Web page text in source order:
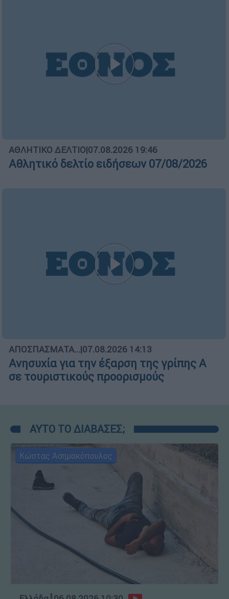
ΑΘΛΗΤΙΚΟ ΔΕΛΤΙΟ|07.08.2026 19:46
Αθλητικό δελτίο ειδήσεων 07/08/2026
ΑΠΟΣΠΑΣΜΑΤΑ...|07.08.2026 14:13
Ανησυχία για την έξαρση της γρίπης Α
σε τουριστικούς προορισμούς
ΑΥΤΟ ΤΟ ΔΙΑΒΑΣΕΣ;
Κώστας Ασημακόπουλος